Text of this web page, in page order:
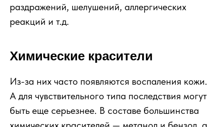
раздражений, шелушений, аллергических
реакций и т.д.
Химические красители
Из-за них часто появляются воспаления кожи.
А для чувствительного типа последствия могут
быть еще серьезнее. В составе большинства